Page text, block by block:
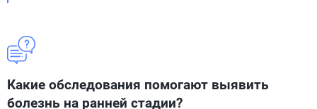
Какие обследования помогают выявить
болезнь на ранней стадии?